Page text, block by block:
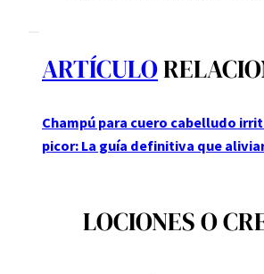
ARTÍCULO
Champú para cuero cabelludo
picor: La guía definitiva que
LOCIONES O